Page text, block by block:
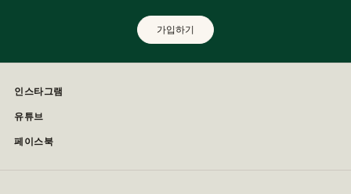
가입하기
인스타그램
유튜브
페이스북